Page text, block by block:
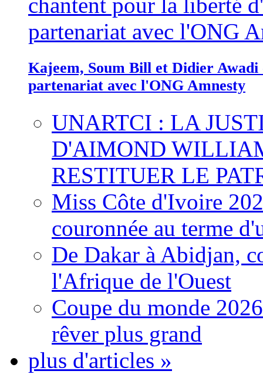
Kajeem, Soum Bill et Didier
partenariat avec l'ONG Amnesty
UNARTCI : LA
D'AIMOND
RESTITUER LE
Miss Côte d'Ivoire
couronnée au terme
De Dakar à Abidjan,
l'Afrique de l'Ouest
Coupe du monde
rêver plus grand
plus d'articles »